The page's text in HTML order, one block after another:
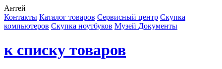
Антей
Контакты Каталог товаров Сервисный центр Cкупка
компьютеров Cкупка ноутбуков Музей Документы
к списку товаров